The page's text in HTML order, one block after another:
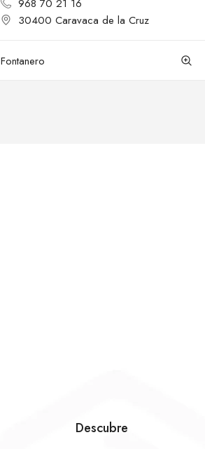
968 70 21 16
30400 Caravaca de la Cruz
Fontanero
Descubre